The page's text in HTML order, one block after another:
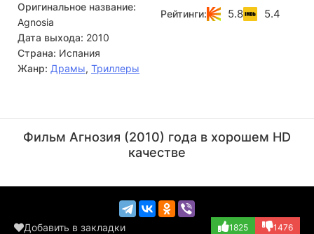
определить личность злоумышленника. Им может
оказаться и ее жених Карлес, и молодой и порывистый
слуга Висент…
Оригинальное название:
Agnosia
Дата выхода: 2010
Страна: Испания
Жанр: Драмы, Триллеры
Рейтинги: 5.8 5.4
(Mariano)
(Meissner)
Фильм Агнозия (2010) года в хорошем HD
качестве
Добавить в закладки 1825 1476